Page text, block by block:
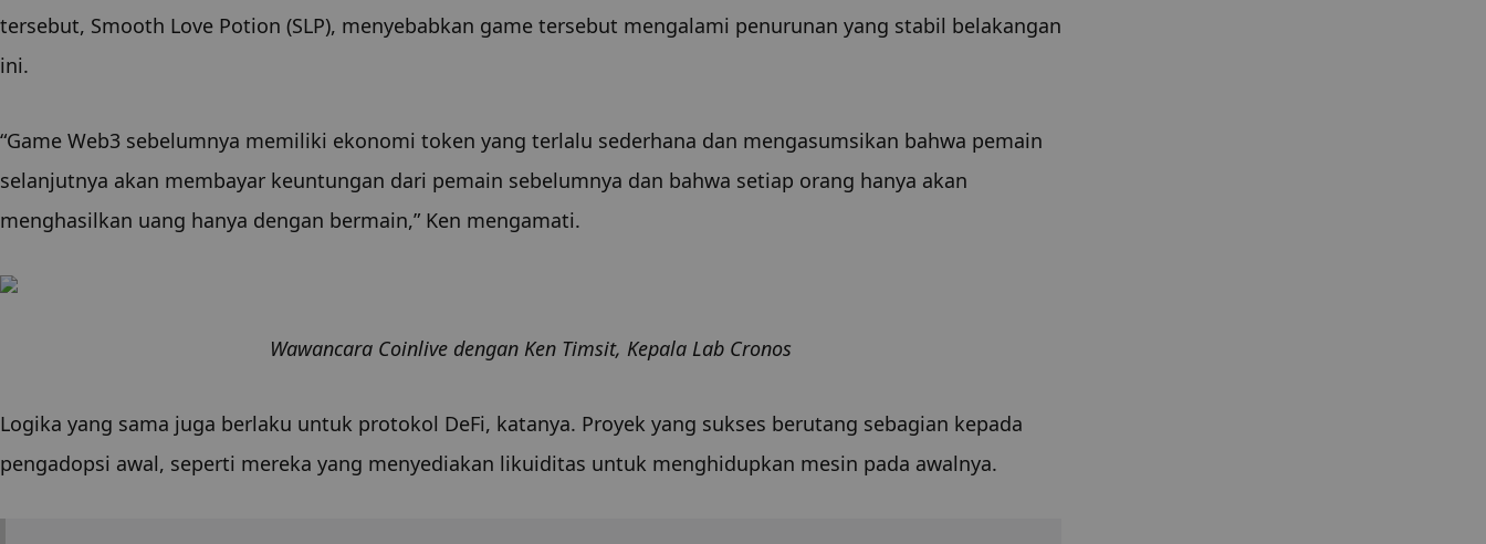
tersebut, Smooth Love Potion (SLP), menyebabkan game tersebut mengalami penurunan yang stabil belakangan
ini.
“Game Web3 sebelumnya memiliki ekonomi token yang terlalu sederhana dan mengasumsikan bahwa pemain
selanjutnya akan membayar keuntungan dari pemain sebelumnya dan bahwa setiap orang hanya akan
menghasilkan uang hanya dengan bermain,” Ken mengamati.
Wawancara Coinlive dengan Ken Timsit, Kepala Lab Cronos
Logika yang sama juga berlaku untuk protokol DeFi, katanya. Proyek yang sukses berutang sebagian kepada
pengadopsi awal, seperti mereka yang menyediakan likuiditas untuk menghidupkan mesin pada awalnya.